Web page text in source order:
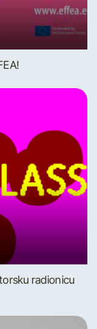
radionicu